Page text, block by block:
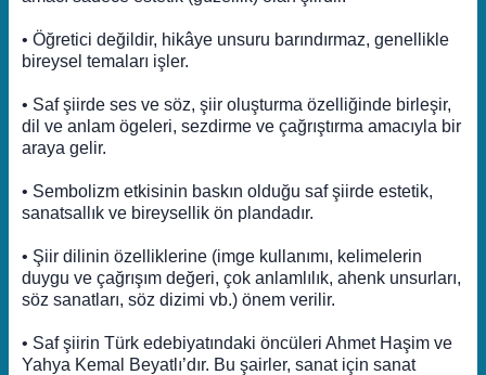
• Öğretici değildir, hikâye unsuru barındırmaz, genellikle
bireysel temaları işler.
• Saf şiirde ses ve söz, şiir oluşturma özelliğinde birleşir,
dil ve anlam ögeleri, sezdirme ve çağrıştırma amacıyla bir
araya gelir.
• Sembolizm etkisinin baskın olduğu saf şiirde estetik,
sanatsallık ve bireysellik ön plandadır.
• Şiir dilinin özelliklerine (imge kullanımı, kelimelerin
duygu ve çağrışım değeri, çok anlamlılık, ahenk unsurları,
söz sanatları, söz dizimi vb.) önem verilir.
• Saf şiirin Türk edebiyatındaki öncüleri Ahmet Haşim ve
Yahya Kemal Beyatlı’dır. Bu şairler, sanat için sanat